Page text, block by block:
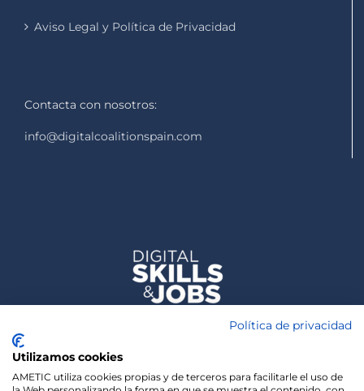
Aviso Legal y Política de Privacidad
Contacta con nosotros:
info@digitalcoalitionspain.com
Política de privacidad
Utilizamos cookies
AMETIC utiliza cookies propias y de terceros para facilitarle el uso de